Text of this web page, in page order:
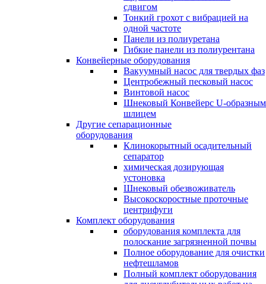
сдвигом
Тонкий грохот с вибрацией на
одной частоте
Панели из полиуретана
Гибкие панели из полиурентана
Конвейерные оборудования
Вакуумный насос для твердых фаз
Центробежный песковый насос
Винтовой насос
Шнековый Конвейерс U-образным
шлицем
Другие сепарационные
оборудования
Клинокорытный осадительный
сепаратор
химическая дозирующая
устоновка
Шнековый обезвоживатель
Высокоскоростные проточные
центрифуги
Комплект оборудования
оборудования комплекта для
полоскание загрязненной почвы
Полное оборудование для очистки
нефтешламов
Полный комплект оборудования